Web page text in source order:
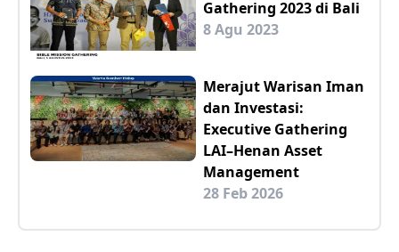
Gathering 2023 di Bali
8 Agu 2023
Merajut Warisan Iman
dan Investasi:
Executive Gathering
LAI–Henan Asset
Management
28 Feb 2026